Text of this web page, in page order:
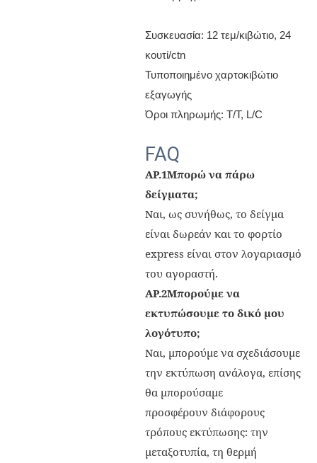
Συσκευασία: 12 τεμ/κιβώτιο, 24
κουτί/ctn
Τυποποιημένο χαρτοκιβώτιο
εξαγωγής
Όροι πληρωμής: T/T, L/C
FAQ
ΑΡ.1Μπορώ να πάρω
δείγματα;
Ναι, ως συνήθως, το δείγμα
είναι δωρεάν και το φορτίο
express είναι στον λογαριασμό
του αγοραστή.
ΑΡ.2Μπορούμε να
εκτυπώσουμε το δικό μου
λογότυπο;
Ναι, μπορούμε να σχεδιάσουμε
την εκτύπωση ανάλογα, επίσης
θα μπορούσαμε
προσφέρουν διάφορους
τρόπους εκτύπωσης: την
μεταξοτυπία, τη θερμή